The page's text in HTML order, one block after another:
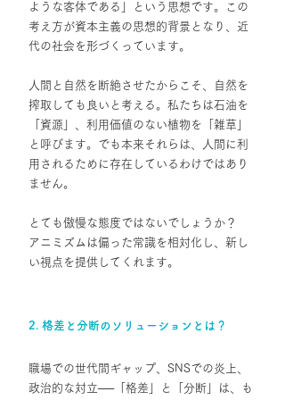
ような客体である」という思想です。この
考え方が資本主義の思想的背景となり、近
代の社会を形づくっています。
人間と自然を断絶させたからこそ、自然を
搾取しても良いと考える。私たちは石油を
「資源」、利用価値のない植物を「雑草」
と呼びます。でも本来それらは、人間に利
用されるために存在しているわけではあり
ません。
とても傲慢な態度ではないでしょうか？
アニミズムは偏った常識を相対化し、新し
い視点を提供してくれます。
2. 格差と分断のソリューションとは？
職場での世代間ギャップ、SNSでの炎上、
政治的な対立──「格差」と「分断」は、も